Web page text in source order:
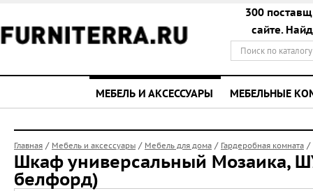
300
сайте.
МЕБЕЛЬ И АКСЕССУАРЫ МЕБЕЛЬНЫЕ
Главная / Мебель и аксессуары / Мебель для дома / Гардеробная комната /
Шкаф универсальный Мозаика,
белфорд)